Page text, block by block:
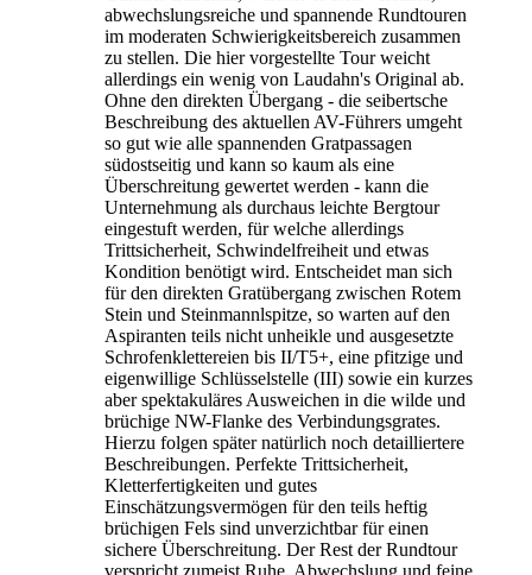
abwechslungsreiche und spannende Rundtouren
im moderaten Schwierigkeitsbereich zusammen
zu stellen. Die hier vorgestellte Tour weicht
allerdings ein wenig von Laudahn's Original ab.
Ohne den direkten Übergang - die seibertsche
Beschreibung des aktuellen AV-Führers umgeht
so gut wie alle spannenden Gratpassagen
südostseitig und kann so kaum als eine
Überschreitung gewertet werden - kann die
Unternehmung als durchaus leichte Bergtour
eingestuft werden, für welche allerdings
Trittsicherheit, Schwindelfreiheit und etwas
Kondition benötigt wird. Entscheidet man sich
für den direkten Gratübergang zwischen Rotem
Stein und Steinmannlspitze, so warten auf den
Aspiranten teils nicht unheikle und ausgesetzte
Schrofenklettereien bis II/T5+, eine pfitzige und
eigenwillige Schlüsselstelle (III) sowie ein kurzes
aber spektakuläres Ausweichen in die wilde und
brüchige NW-Flanke des Verbindungsgrates.
Hierzu folgen später natürlich noch detailliertere
Beschreibungen. Perfekte Trittsicherheit,
Kletterfertigkeiten und gutes
Einschätzungsvermögen für den teils heftig
brüchigen Fels sind unverzichtbar für einen
sichere Überschreitung. Der Rest der Rundtour
verspricht zumeist Ruhe, Abwechslung und feine